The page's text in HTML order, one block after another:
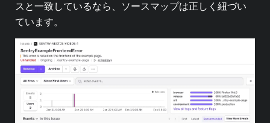
スと一致しているなら、ソースマップは正しく紐づい
ています。